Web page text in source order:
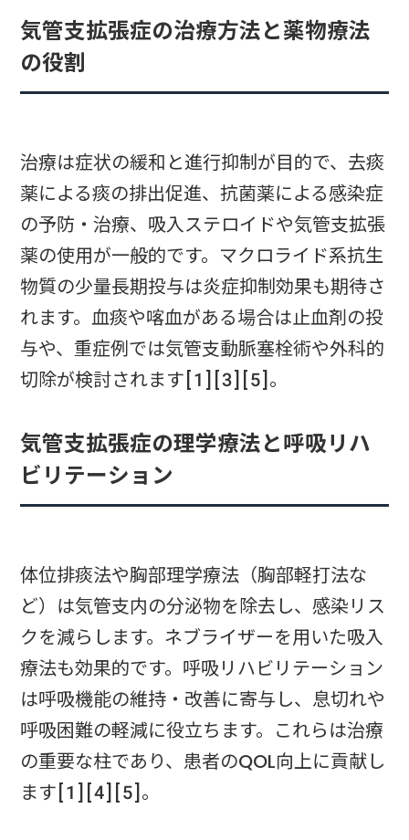
気管支拡張症の治療方法と薬物療法
の役割
治療は症状の緩和と進行抑制が目的で、去痰
薬による痰の排出促進、抗菌薬による感染症
の予防・治療、吸入ステロイドや気管支拡張
薬の使用が一般的です。マクロライド系抗生
物質の少量長期投与は炎症抑制効果も期待さ
れます。血痰や喀血がある場合は止血剤の投
与や、重症例では気管支動脈塞栓術や外科的
切除が検討されます[1][3][5]。
気管支拡張症の理学療法と呼吸リハ
ビリテーション
体位排痰法や胸部理学療法（胸部軽打法な
ど）は気管支内の分泌物を除去し、感染リス
クを減らします。ネブライザーを用いた吸入
療法も効果的です。呼吸リハビリテーション
は呼吸機能の維持・改善に寄与し、息切れや
呼吸困難の軽減に役立ちます。これらは治療
の重要な柱であり、患者のQOL向上に貢献し
ます[1][4][5]。